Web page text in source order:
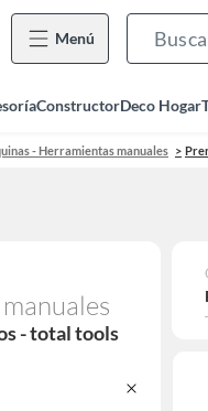
Menú
ConstructorDeco Hogar
- Herramientas manuales
- total tools